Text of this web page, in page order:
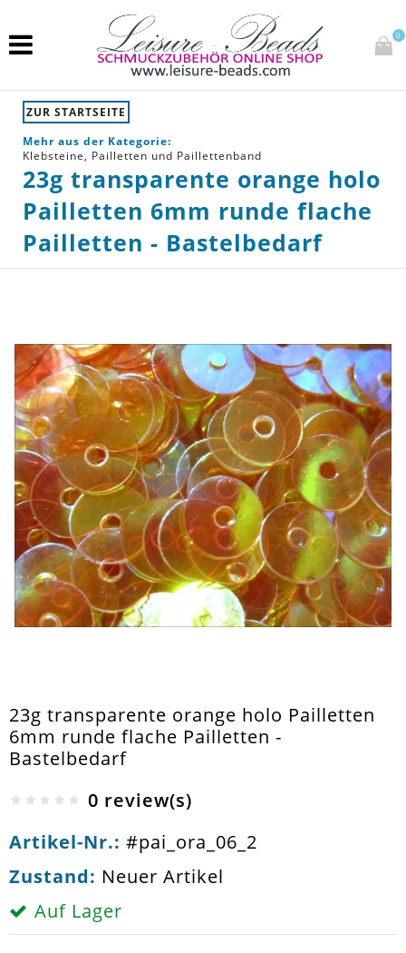
0
ZUR STARTSEITE
Mehr aus der Kategorie:
Klebsteine, Pailletten und Paillettenband
23g transparente orange holo
Pailletten 6mm runde flache
Pailletten - Bastelbedarf
23g transparente orange holo Pailletten
6mm runde flache Pailletten -
Bastelbedarf
0 review(s)
Artikel-Nr.: #pai_ora_06_2
Zustand: Neuer Artikel
Auf Lager